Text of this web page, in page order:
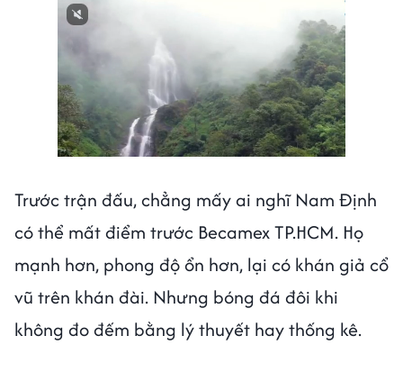
Trước trận đấu, chẳng mấy ai nghĩ Nam Định
có thể mất điểm trước Becamex TP.HCM. Họ
mạnh hơn, phong độ ổn hơn, lại có khán giả cổ
vũ trên khán đài. Nhưng bóng đá đôi khi
không đo đếm bằng lý thuyết hay thống kê.